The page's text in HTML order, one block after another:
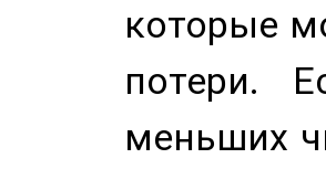
которые
потери.
меньших